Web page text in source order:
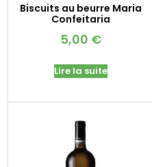
Biscuits au beurre Maria
Confeitaria
5,00 €
Lire la suite